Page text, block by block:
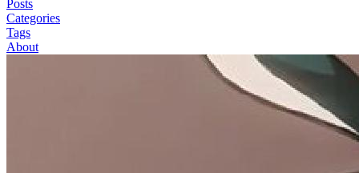
Posts
Categories
Tags
About